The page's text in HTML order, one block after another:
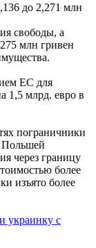
до 2,271 млн
свободы, а
млн гривен
ЕС для
1,5 млрд. евро в
пограничники
Польшей
через границу
более
изъято более
украинку с